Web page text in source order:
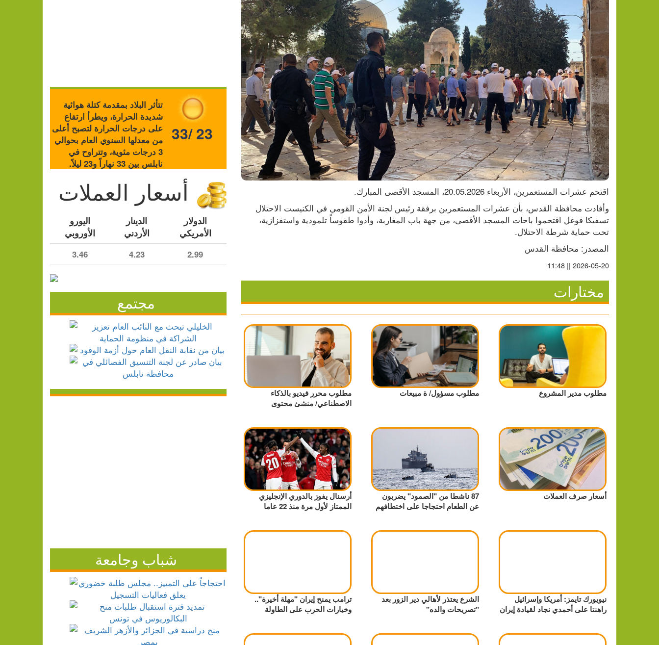
النار تلاحق السكان.. 20 ألف شخص يخلون منازلهم في كندا
اقتحم عشرات المستعمرين، الأربعاء 20.05.2026، المسجد الأقصى المبارك.
تحت حماية شرطة الاحتلال.
المصدر: محافظة القدس
2026-05-20 || 11:48
مختارات
مطلوب مدير المشروع مطلوب مسؤول/ ة مبيعات
مطلوب محرر فيديو بالذكاء
الاصطناعي/ منشئ محتوى
أسعار صرف العملات
87 ناشطا من "الصمود" يضربون
عن الطعام احتجاجا على اختطافهم
أرسنال يفوز بالدوري الإنجليزي
الممتاز لأول مرة منذ 22 عاما
نيويورك تايمز: أمريكا وإسرائيل
راهنتا على أحمدي نجاد لقيادة إيران
الشرع يعتذر لأهالي دير الزور بعد
"تصريحات والده"
ترامب يمنح إيران "مهلة أخيرة"..
وخيارات الحرب على الطاولة
تتأثر البلاد بمقدمة كتلة هوائية
شديدة الحرارة، ويطرأ ارتفاع
على درجات الحرارة لتصبح أعلى
من معدلها السنوي العام بحوالي
3 درجات مئوية، وتتراوح في
نابلس بين 33 نهاراً و23 ليلاً.
33/ 23
أسعار العملات
الدولار
الأمريكي
الدينار
الأردني
اليورو
الأوروبي
2.99
4.23
3.46
مجتمع
شباب وجامعة